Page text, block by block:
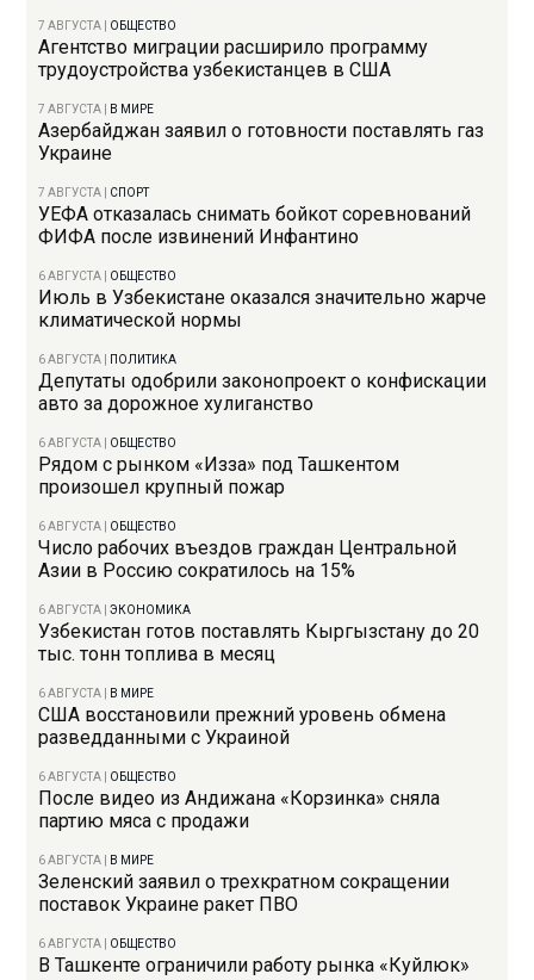
7 АВГУСТА ОБЩЕСТВО
Агентство миграции расширило программу
трудоустройства узбекистанцев в США
7 АВГУСТА В МИРЕ
Азербайджан заявил о готовности поставлять газ
Украине
7 АВГУСТА СПОРТ
УЕФА отказалась снимать бойкот соревнований
ФИФА после извинений Инфантино
6 АВГУСТА ОБЩЕСТВО
Июль в Узбекистане оказался значительно жарче
климатической нормы
6 АВГУСТА ПОЛИТИКА
Депутаты одобрили законопроект о конфискации
авто за дорожное хулиганство
6 АВГУСТА ОБЩЕСТВО
Рядом с рынком «Изза» под Ташкентом
произошел крупный пожар
6 АВГУСТА ОБЩЕСТВО
Число рабочих въездов граждан Центральной
Азии в Россию сократилось на 15%
6 АВГУСТА |ЭКОНОМИКА
Узбекистан готов поставлять Кыргызстану до 20
тыс. тонн топлива в месяц
6 АВГУСТА В МИРЕ
США восстановили прежний уровень обмена
разведданными с Украиной
6 АВГУСТА ОБЩЕСТВО
После видео из Андижана «Корзинка» сняла
партию мяса с продажи
6 АВГУСТА В МИРЕ
Зеленский заявил о трехкратном сокращении
поставок Украине ракет ПВО
6 АВГУСТА ОБЩЕСТВО
В Ташкенте ограничили работу рынка «Куйлюк»